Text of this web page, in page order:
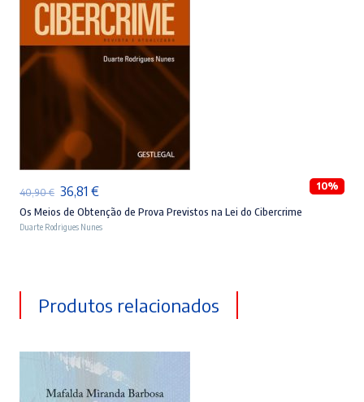
ADICIONAR
40,90€ O
preço
original
36,81 €O
preço
atual
10%
Os Meios de Obtenção de Prova Previstos na Lei do Cibercrime
Duarte Rodrigues Nunes
Produtos relacionados